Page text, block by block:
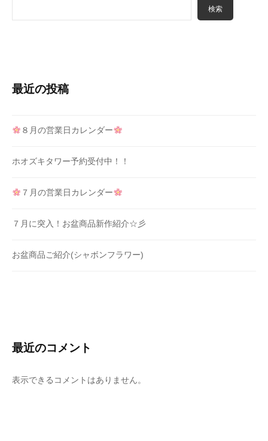
検索
最近の投稿
８月の営業日カレンダー
ホオズキタワー予約受付中！！
７月の営業日カレンダー
７月に突入！お盆商品新作紹介☆彡
お盆商品ご紹介(シャボンフラワー)
最近のコメント
表示できるコメントはありません。